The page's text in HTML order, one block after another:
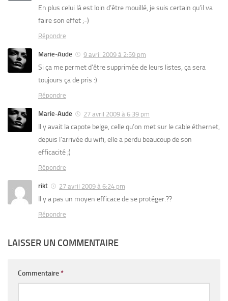
En plus celui là est loin d’être mouillé, je suis certain qu’il va
faire son effet ;-)
Répondre
Marie-Aude 9 avril 2009 à 2:59 pm
Si ça me permet d’être supprimée de leurs listes, ça sera
toujours ça de pris :)
Répondre
Marie-Aude 27 avril 2009 à 6:39 pm
Il y avait la capote belge, celle qu’on met sur le cable éthernet,
depuis l’arrivée du wifi, elle a perdu beaucoup de son
efficacité ;)
Répondre
rikt 27 avril 2009 à 6:24 pm
Il y a pas un moyen efficace de se protéger.??
Répondre
LAISSER UN COMMENTAIRE
Commentaire*